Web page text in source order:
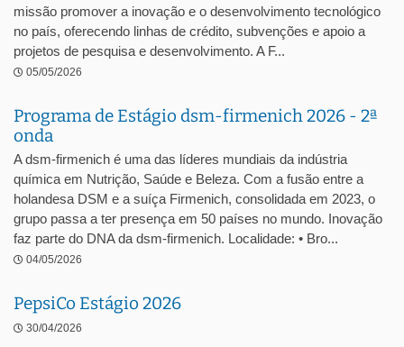
missão promover a inovação e o desenvolvimento tecnológico
no país, oferecendo linhas de crédito, subvenções e apoio a
projetos de pesquisa e desenvolvimento. A F...
05/05/2026
Programa de Estágio dsm-firmenich 2026 - 2ª
onda
A dsm-firmenich é uma das líderes mundiais da indústria
química em Nutrição, Saúde e Beleza. Com a fusão entre a
holandesa DSM e a suíça Firmenich, consolidada em 2023, o
grupo passa a ter presença em 50 países no mundo. Inovação
faz parte do DNA da dsm-firmenich. Localidade: • Bro...
04/05/2026
PepsiCo Estágio 2026
30/04/2026